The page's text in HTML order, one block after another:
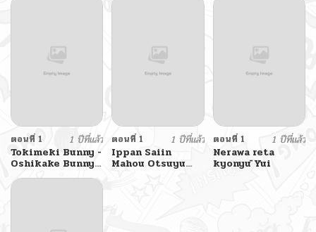
ตอนที่ 1
1 ปีที่แล้ว
Tokimeki Bunny -
Oshikake Bunny
no Seishori
Support-
ตอนที่ 1
1 ปีที่แล้ว
Ippan Saiin
Mahou Otsuyu
ตอนที่ 1
1 ปีที่แล้ว
Nerawa reta
kyonyū Yui